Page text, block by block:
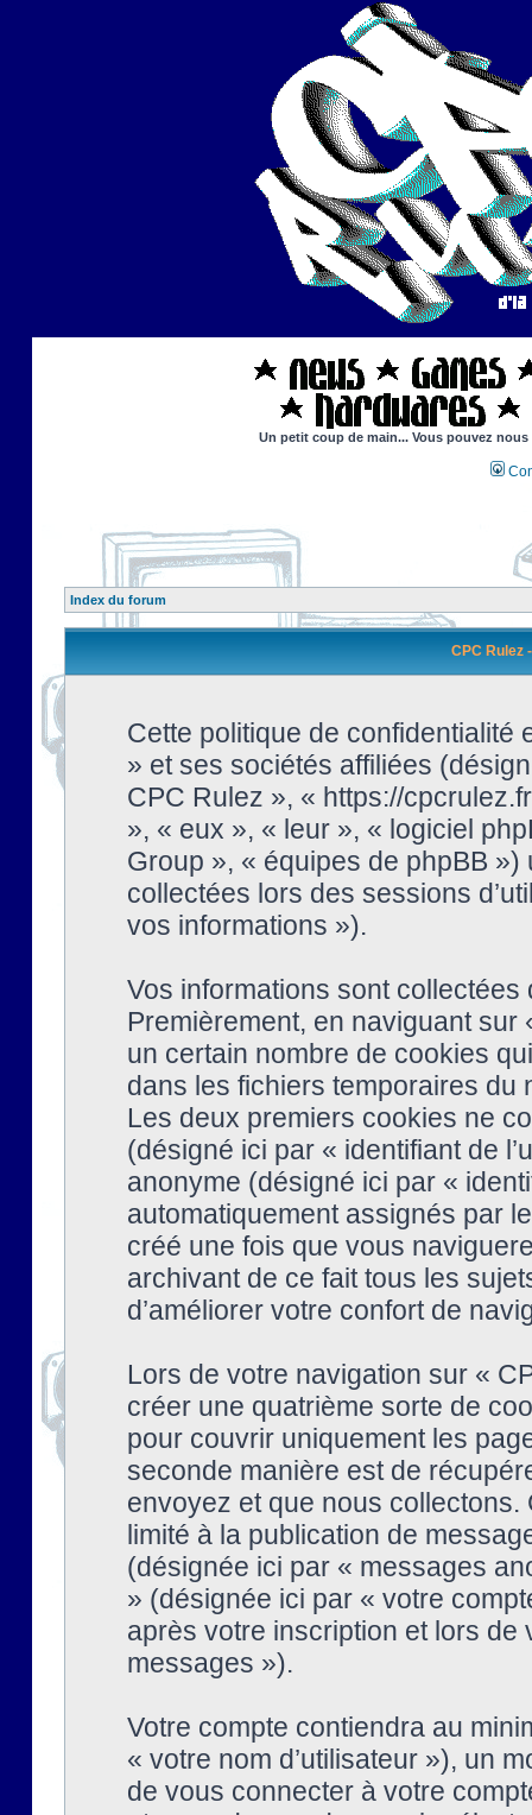
Un petit coup de main... Vous pouvez
Index du forum
CPC Rulez
Cette politique de confidentialité
» et ses sociétés affiliées
CPC Rulez », « https://
», « eux », « leur », « logiciel
Group », « équipes de phpBB
collectées lors des sessions
vos informations »).
Vos informations sont
Premièrement, en naviguant
un certain nombre de cookies
dans les fichiers temporaires du
Les deux premiers cookies ne
(désigné ici par « identifiant de
anonyme (désigné ici par «
automatiquement assignés par
créé une fois que vous
archivant de ce fait tous les
d’améliorer votre confort de
Lors de votre navigation sur «
créer une quatrième sorte de
pour couvrir uniquement les
seconde manière est de
envoyez et que nous collectons.
limité à la publication de
(désignée ici par « messages
» (désignée ici par « votre
après votre inscription et lors
messages »).
Votre compte contiendra au
« votre nom d’utilisateur »), un
de vous connecter à votre